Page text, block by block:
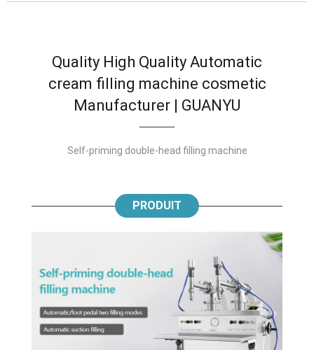
Quality High Quality Automatic
cream filling machine cosmetic
Manufacturer | GUANYU
Self-priming double-head filling machine
PRODUIT